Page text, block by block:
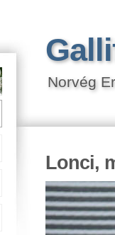
Norvég
Lonci,